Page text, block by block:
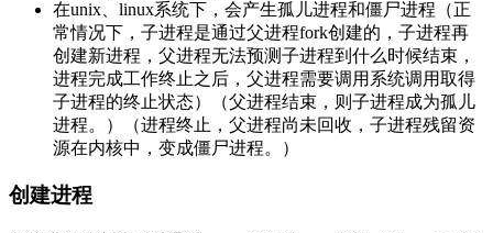
在unix、linux系统下，会产生孤儿进程和僵尸进程（正
常情况下，子进程是通过父进程fork创建的，子进程再
创建新进程，父进程无法预测子进程到什么时候结束，
进程完成工作终止之后，父进程需要调用系统调用取得
子进程的终止状态）（父进程结束，则子进程成为孤儿
进程。）（进程终止，父进程尚未回收，子进程残留资
源在内核中，变成僵尸进程。）
创建进程